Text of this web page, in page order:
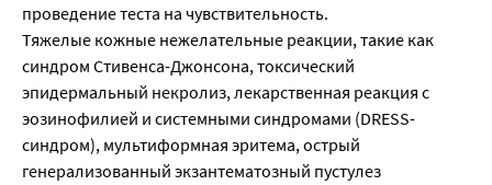
проведение теста на чувствительность.
Тяжелые кожные нежелательные реакции, такие как
синдром Стивенса-Джонсона, токсический
эпидермальный некролиз, лекарственная реакция с
эозинофилией и системными синдромами (DRESS-
синдром), мультиформная эритема, острый
генерализованный экзантематозный пустулез